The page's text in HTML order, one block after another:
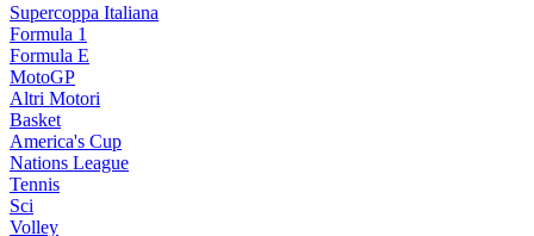
Supercoppa Italiana
Formula 1
Formula E
MotoGP
Altri Motori
Basket
America's Cup
Nations League
Tennis
Sci
Volley